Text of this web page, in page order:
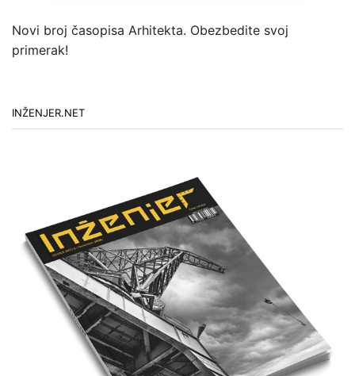
Novi broj časopisa Arhitekta. Obezbedite svoj
primerak!
INŽENJER.NET